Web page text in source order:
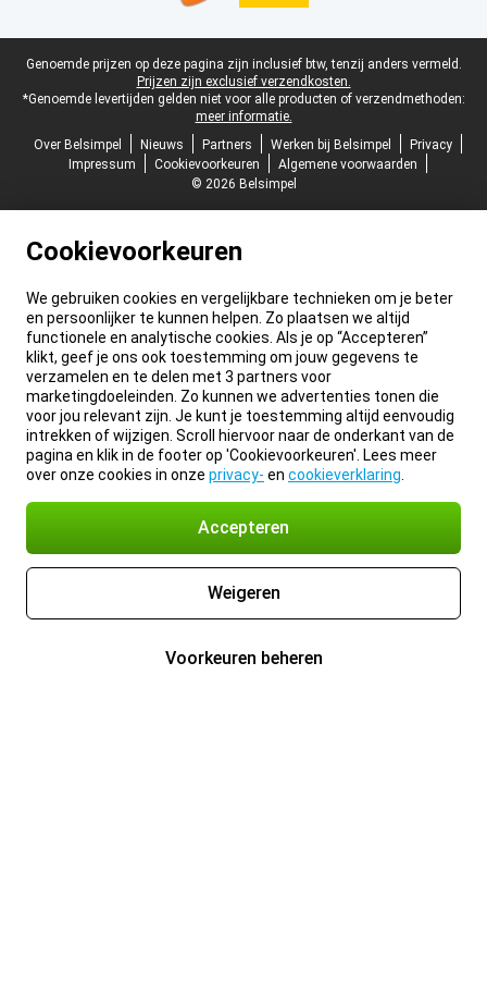
Juridische voettekst
Genoemde prijzen op deze pagina zijn inclusief btw, tenzij anders vermeld.
Prijzen zijn exclusief verzendkosten.
*Genoemde levertijden gelden niet voor alle producten of verzendmethoden:
meer informatie.
Over Belsimpel
Nieuws Partners Werken bij Belsimpel
Privacy
Impressum
Cookievoorkeuren
Algemene voorwaarden
© 2026 Belsimpel
Cookievoorkeuren
We gebruiken cookies en vergelijkbare technieken om je beter
en persoonlijker te kunnen helpen. Zo plaatsen we altijd
functionele en analytische cookies. Als je op “Accepteren”
klikt, geef je ons ook toestemming om jouw gegevens te
verzamelen en te delen met 3 partners voor
marketingdoeleinden. Zo kunnen we advertenties tonen die
voor jou relevant zijn. Je kunt je toestemming altijd eenvoudig
intrekken of wijzigen. Scroll hiervoor naar de onderkant van de
pagina en klik in de footer op 'Cookievoorkeuren'. Lees meer
over onze cookies in onze privacy- en cookieverklaring
Accepteren
Weigeren
Voorkeuren beheren